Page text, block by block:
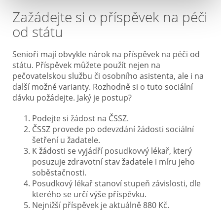
Zažádejte si o příspěvek na péči
od státu
Senioři mají obvykle nárok na příspěvek na péči od
státu. Příspěvek můžete použít nejen na
pečovatelskou službu či osobního asistenta, ale i na
další možné varianty. Rozhodně si o tuto sociální
dávku požádejte. Jaký je postup?
Podejte si žádost na ČSSZ.
ČSSZ provede po odevzdání žádosti sociální
šetření u žadatele.
K žádosti se vyjádří posudkovvý lékař, který
posuzuje zdravotní stav žadatele i míru jeho
soběstačnosti.
Posudkový lékař stanoví stupeň závislosti, dle
kterého se určí výše příspěvku.
Nejnižší příspěvek je aktuálně 880 Kč.